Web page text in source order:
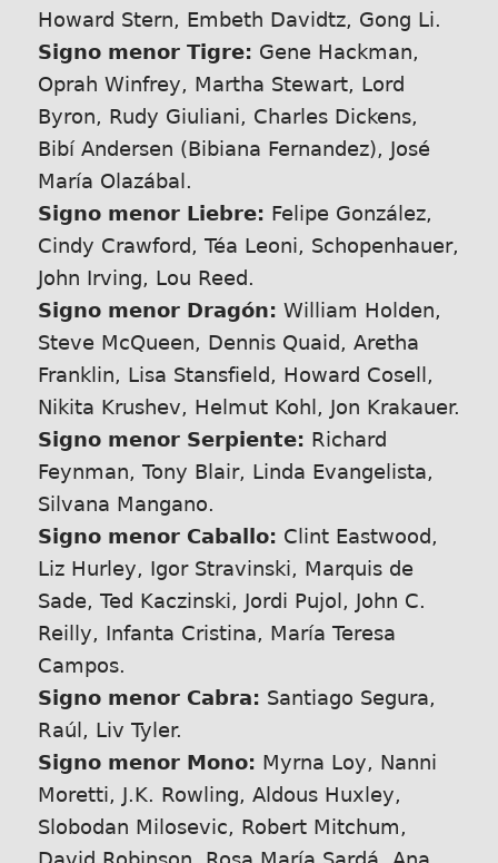
Howard Stern, Embeth Davidtz, Gong Li.
Signo menor Tigre: Gene Hackman,
Oprah Winfrey, Martha Stewart, Lord
Byron, Rudy Giuliani, Charles Dickens,
Bibí Andersen (Bibiana Fernandez), José
María Olazábal.
Signo menor Liebre: Felipe González,
Cindy Crawford, Téa Leoni, Schopenhauer,
John Irving, Lou Reed.
Signo menor Dragón: William Holden,
Steve McQueen, Dennis Quaid, Aretha
Franklin, Lisa Stansfield, Howard Cosell,
Nikita Krushev, Helmut Kohl, Jon Krakauer.
Signo menor Serpiente: Richard
Feynman, Tony Blair, Linda Evangelista,
Silvana Mangano.
Signo menor Caballo: Clint Eastwood,
Liz Hurley, Igor Stravinski, Marquis de
Sade, Ted Kaczinski, Jordi Pujol, John C.
Reilly, Infanta Cristina, María Teresa
Campos.
Signo menor Cabra: Santiago Segura,
Raúl, Liv Tyler.
Signo menor Mono: Myrna Loy, Nanni
Moretti, J.K. Rowling, Aldous Huxley,
Slobodan Milosevic, Robert Mitchum,